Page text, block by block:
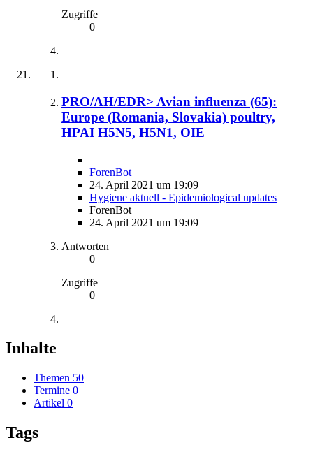
Zugriffe
0
PRO/AH/EDR> Avian influenza (65):
Europe (Romania, Slovakia) poultry,
HPAI H5N5, H5N1, OIE
ForenBot
24. April 2021 um 19:09
Hygiene aktuell - Epidemiological updates
ForenBot
24. April 2021 um 19:09
Antworten
0
Zugriffe
0
Inhalte
Themen 50
Termine 0
Artikel 0
Tags